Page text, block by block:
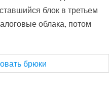
блок в третьем
облака, потом